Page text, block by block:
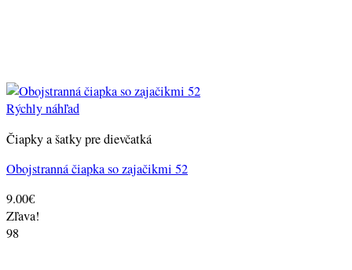
Rýchly náhľad
Čiapky a šatky pre dievčatká
Obojstranná čiapka so zajačikmi 52
9.00€
Zľava!
98